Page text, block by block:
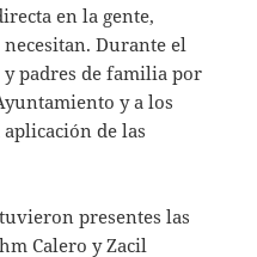
en la gente,
Durante el
y padres de familia por
y a los
de las
presentes las
Calero y Zacil